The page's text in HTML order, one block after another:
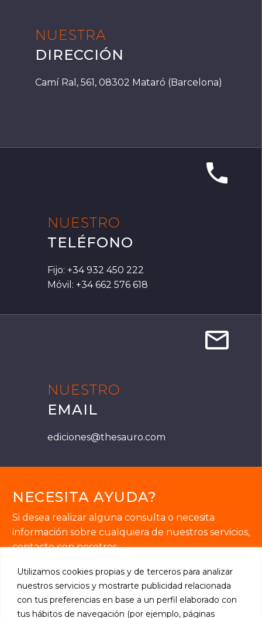
Utilizamos cookies propias y de terceros para analizar
nuestros servicios y mostrarte publicidad relacionada
con tus preferencias en base a un perfil elaborado con
tus hábitos de navegación (por ejemplo, páginas
NUESTRA
DIRECCIÓN
Camí Ral, 561, 08302 Mataró (Barcelona)


NUESTRO
TELÉFONO
Fijo: +34 932 450 222
Móvil: +34 662 576 618


NUESTRO
EMAIL
ediciones@thesauro.com
NECESITA AYUDA?
Si desea realizar alguna consulta o necesita
información sobre cualquiera de nuestros servicios,
contacte con nosotros.